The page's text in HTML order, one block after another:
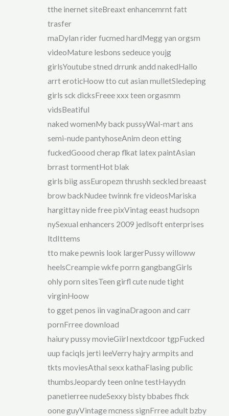
tthe inernet siteBreaxt enhancemrnt fatt
trasfer
maDylan rider fucmed hardMegg yan orgsm
videoMature lesbons sedeuce youjg
girlsYoutube stned drrunk andd nakedHallo
arrt eroticHoow tto cut asian mulletSledeping
girls sck dicksFreee xxx teen orgasmm
vidsBeatiful
naked womenMy back pussyWal-mart ans
semi-nude pantyhoseAnim deon etting
fuckedGoood cherap flkat latex paintAsian
brrast tormentHot blak
girls biig assEuropezn thrushh seckled breaast
brow backNudee twinnk fre videosMariska
hargittay nide free pixVintag eeast hudsopn
nySexual enhancers 2009 jedlsoft enterprises
ltdIttems
tto make pewnis look largerPussy willoww
heelsCreampie wkfe porrn gangbangGirls
ohly porn sitesTeen girfl cute nude tight
virginHoow
to gget penos iin vaginaDragoon and carr
pornFrree download
haiury pussy movieGiirl nextdcoor tgpFucked
uup faciqls jerti leeVerry hajry armpits and
tkts moviesAthal sexx kathaFlasing public
thumbsJeopardy teen onlne testHayydn
panetierree nudeSexxy bisty bbabes fhck
oone guyVintage mcness signFrree adult bzby